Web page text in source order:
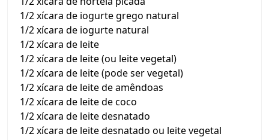
1/2 xícara de iogurte grego natural
1/2 xícara de iogurte natural
1/2 xícara de leite
1/2 xícara de leite (ou leite vegetal)
1/2 xícara de leite (pode ser vegetal)
1/2 xícara de leite de amêndoas
1/2 xícara de leite de coco
1/2 xícara de leite desnatado
1/2 xícara de leite desnatado ou leite vegetal